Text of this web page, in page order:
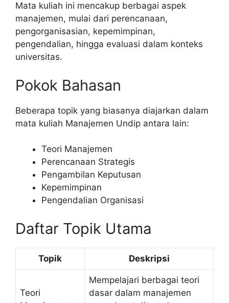
Mata kuliah ini mencakup berbagai aspek
manajemen, mulai dari perencanaan,
pengorganisasian, kepemimpinan,
pengendalian, hingga evaluasi dalam konteks
universitas.
Pokok Bahasan
Beberapa topik yang biasanya diajarkan dalam
mata kuliah Manajemen Undip antara lain:
Teori Manajemen
Perencanaan Strategis
Pengambilan Keputusan
Kepemimpinan
Pengendalian Organisasi
Daftar Topik Utama
Topik Deskripsi
Teori
Mempelajari berbagai teori
dasar dalam manajemen